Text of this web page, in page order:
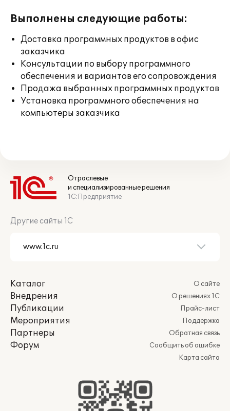
Выполнены следующие работы:
Доставка программных продуктов в офис
заказчика
Консультации по выбору программного
обеспечения и вариантов его сопровождения
Продажа выбранных программных продуктов
Установка программного обеспечения на
компьютеры заказчика
Отраслевые
и специализированные решения
1С:Предприятие
Другие сайты 1С
Каталог
Внедрения
Публикации
Мероприятия
Партнеры
Форум
О сайте
О решениях 1С
Прайс-лист
Поддержка
Обратная связь
Сообщить об ошибке
Карта сайта